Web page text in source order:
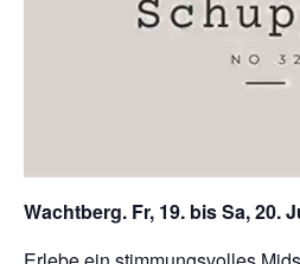
Wachtberg. Fr, 19. bis Sa, 20.